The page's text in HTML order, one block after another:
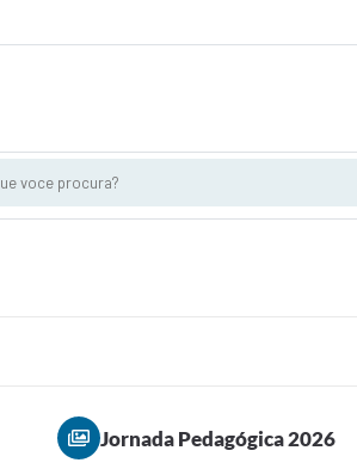
voce procura?
Jornada Pedagógica 2026